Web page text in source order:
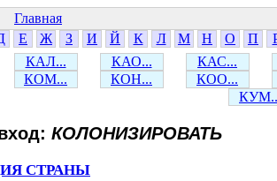
Главная
Е Ж З И Й К Л М Н О П
КАЛ... КАО...
КАС...
КОМ... КОН...
КОО...
КОЛОНИЗИРОВАТЬ
СТРАНЫ